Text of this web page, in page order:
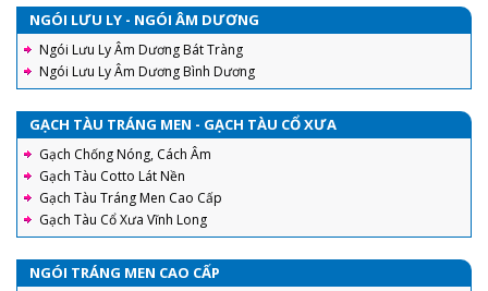
NGÓI LƯU LY - NGÓI ÂM DƯƠNG
Ngói Lưu Ly Âm Dương Bát Tràng
Ngói Lưu Ly Âm Dương Bình Dương
GẠCH TÀU TRÁNG MEN - GẠCH TÀU CỔ XƯA
Gạch Chống Nóng, Cách Âm
Gạch Tàu Cotto Lát Nền
Gạch Tàu Tráng Men Cao Cấp
Gạch Tàu Cổ Xưa Vĩnh Long
NGÓI TRÁNG MEN CAO CẤP